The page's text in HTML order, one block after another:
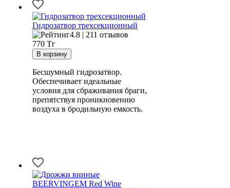
Гидрозатвор трехсекционный
4.8 | 211 отзывов
770 Тг
Бесшумный гидрозатвор.
Обеспечивает идеальные
условия для сбраживания браги,
препятствуя проникновению
воздуха в бродильную емкость.